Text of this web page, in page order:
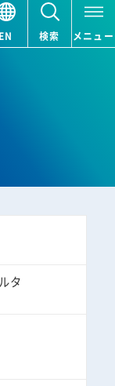
EN 検索 メニュー
タ